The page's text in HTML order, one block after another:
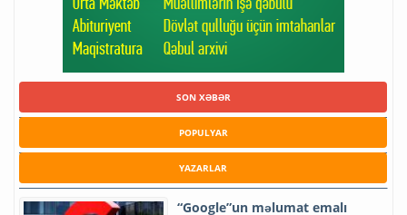
SON XƏBƏR
POPULYAR
YAZARLAR
“Google”un məlumat emalı